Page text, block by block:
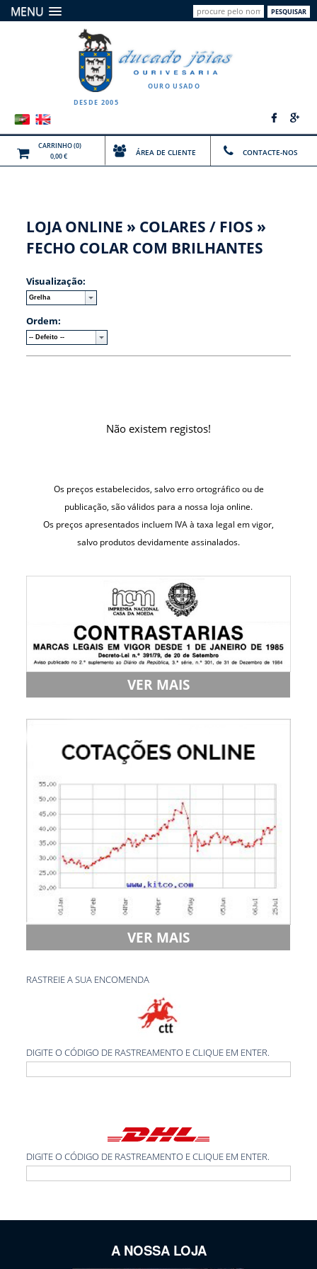
MENU
OURO USADO
DESDE 2005
PESQUISAR
CARRINHO(0)
0,00 €
ÁREA DE CLIENTE CONTACTE-NOS
LOJA ONLINE » COLARES / FIOS »
FECHO COLAR COM BRILHANTES
Visualização:
Ordem:
Não existem registos!
Os preços estabelecidos, salvo erro ortográfico ou de
publicação, são válidos para a nossa loja online.
Os preços apresentados incluem IVA à taxa legal em vigor,
salvo produtos devidamente assinalados.
VER MAIS
VER MAIS
RASTREIE A SUA ENCOMENDA
DIGITE O CÓDIGO DE RASTREAMENTO E CLIQUE EM ENTER.
DIGITE O CÓDIGO DE RASTREAMENTO E CLIQUE EM ENTER.
A NOSSA LOJA